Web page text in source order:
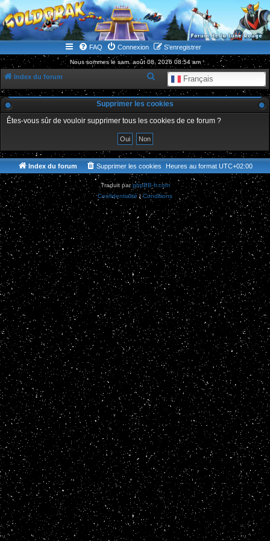
WWW.GOLDORAKGO.COM
le site de la Lune Rouge
FAQ Connexion S’enregistrer
Nous sommes le sam. août 08, 2026 08:54 am
Index du forum Français
e
c
h
h
e
r
Supprimer les cookies
Êtes-vous sûr de vouloir supprimer tous les cookies de ce forum ?
Index du forum Heures au format UTC+02:00
Supprimer les cookies
Traduit parphpBB-fr.com
Confidentialité|Conditions